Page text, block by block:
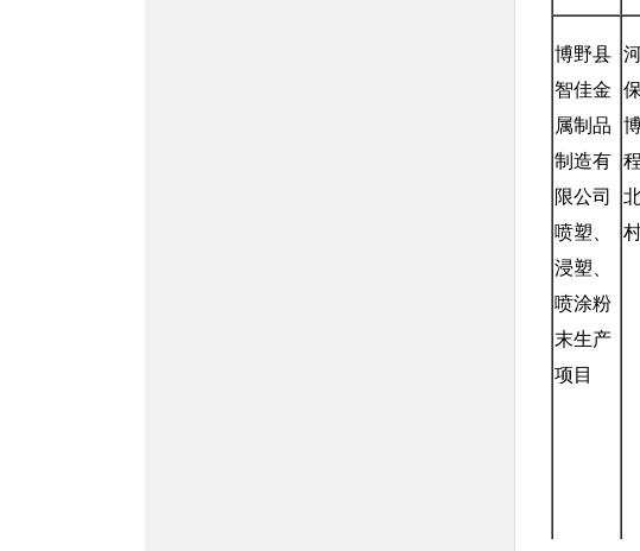
博野县
智佳金
属制品
制造有
限公司
喷塑、
浸塑、
喷涂粉
末生产
项 目